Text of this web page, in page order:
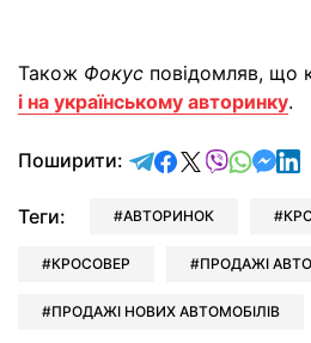
Також Фокус повідомляв, що
і на українському авторинку.
Поширити: відправити у
поділитись у
поділитись
Теги: АВТОРИНОК
КРОСОВЕР ПРОДАЖІ
ПРОДАЖІ НОВИХ АВТОМОБІЛІВ